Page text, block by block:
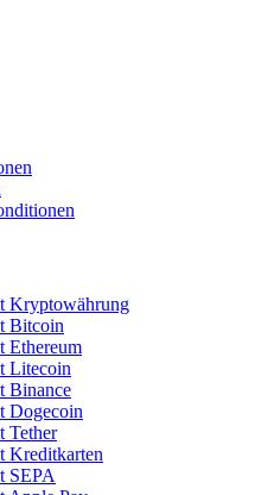
Kryptowährung
Bitcoin
Ethereum
Litecoin
Binance
Dogecoin
Tether
Kreditkarten
SEPA